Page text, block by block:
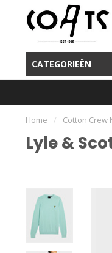
CATEGORIEËN
16.00 besteld, vandaag
verzonden
Home / Cotton Crew
Lyle &